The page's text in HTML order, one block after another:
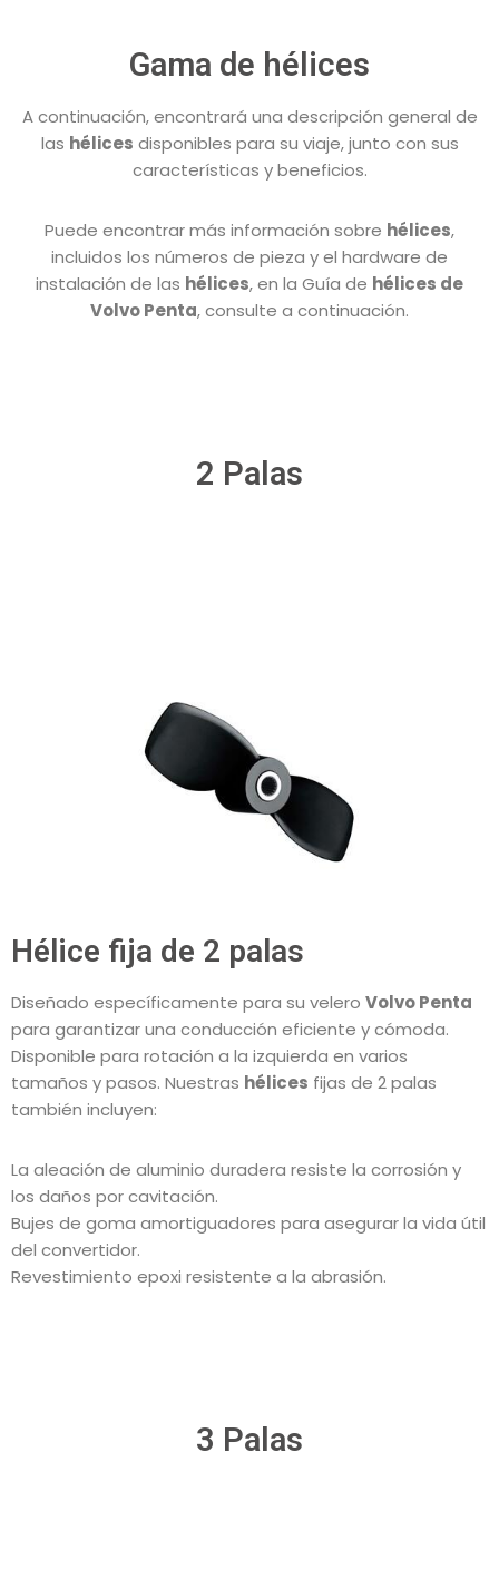
Gama de hélices
A continuación, encontrará una descripción general de
las hélices disponibles para su viaje, junto con sus
características y beneficios.
Puede encontrar más información sobre hélices,
incluidos los números de pieza y el hardware de
instalación de las hélices, en la Guía de hélices de
Volvo Penta, consulte a continuación.
2 Palas
Hélice fija de 2 palas
Diseñado específicamente para su velero Volvo Penta
para garantizar una conducción eficiente y cómoda.
Disponible para rotación a la izquierda en varios
tamaños y pasos. Nuestras hélices fijas de 2 palas
también incluyen:
La aleación de aluminio duradera resiste la corrosión y
los daños por cavitación.
Bujes de goma amortiguadores para asegurar la vida útil
del convertidor.
Revestimiento epoxi resistente a la abrasión.
3 Palas